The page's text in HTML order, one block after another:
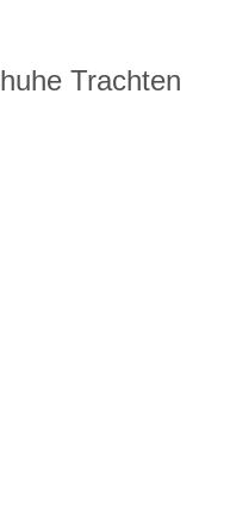
Trachten